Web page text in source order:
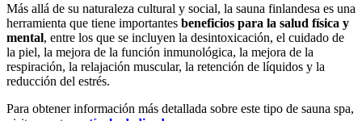
Más allá de su naturaleza cultural y social, la sauna finlandesa es una
herramienta que tiene importantes beneficios para la salud física y
mental, entre los que se incluyen la desintoxicación, el cuidado de
la piel, la mejora de la función inmunológica, la mejora de la
respiración, la relajación muscular, la retención de líquidos y la
reducción del estrés.
Para obtener información más detallada sobre este tipo de sauna spa,